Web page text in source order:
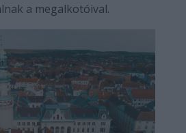
a megalkotóival.